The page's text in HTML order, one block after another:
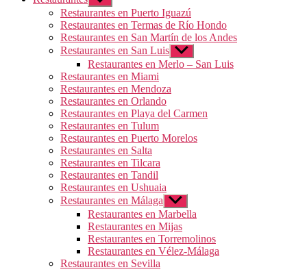
el
submenú
Restaurantes en Puerto Iguazú
Restaurantes en Termas de Río Hondo
Restaurantes en San Martín de los Andes
Restaurantes en San Luis Mostrar
el
submenú
Restaurantes en Merlo – San Luis
Restaurantes en Miami
Restaurantes en Mendoza
Restaurantes en Orlando
Restaurantes en Playa del Carmen
Restaurantes en Tulum
Restaurantes en Puerto Morelos
Restaurantes en Salta
Restaurantes en Tilcara
Restaurantes en Tandil
Restaurantes en Ushuaia
Restaurantes en Málaga Mostrar
el
submenú
Restaurantes en Marbella
Restaurantes en Mijas
Restaurantes en Torremolinos
Restaurantes en Vélez-Málaga
Restaurantes en Sevilla